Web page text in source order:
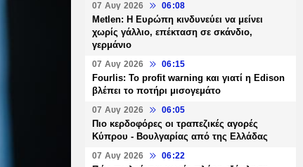
07 Αυγ 2026 06:08
Metlen: Η Ευρώπη κινδυνεύει να μείνει
χωρίς γάλλιο, επέκταση σε σκάνδιο,
γερμάνιο
07 Αυγ 2026 06:15
Fourlis: Το profit warning και γιατί η Edison
βλέπει το ποτήρι μισογεμάτο
07 Αυγ 2026 06:05
Πιο κερδοφόρες οι τραπεζικές αγορές
Κύπρου - Βουλγαρίας από της Ελλάδας
07 Αυγ 2026 06:22